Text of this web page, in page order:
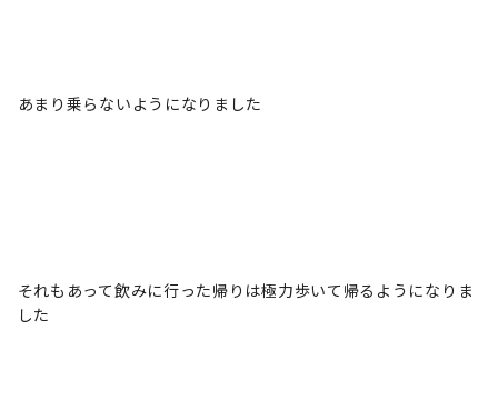
あまり乗らないようになりました
それもあって飲みに行った帰りは極力歩いて帰るようになりま
した